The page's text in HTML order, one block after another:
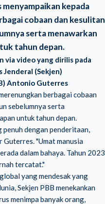
kepada
cobaan dan kesulitan
serta menawarkan
tahun depan.
via video yang dirilis pada
Jenderal (Sekjen)
Antonio Guterres
berbagai cobaan
sebelumnya serta
untuk tahun depan.
penuh dengan penderitaan,
Guterres. "Umat manusia
dalam bahaya. Tahun 2023
tercatat."
yang mendesak yang
Sekjen PBB menekankan
menimpa banyak orang,